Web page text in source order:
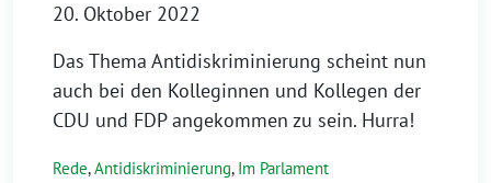
20. Oktober 2022
Das Thema Antidiskriminierung scheint nun
auch bei den Kolleginnen und Kollegen der
CDU und FDP angekommen zu sein. Hurra!
Rede,Antidiskriminierung, Im Parlament